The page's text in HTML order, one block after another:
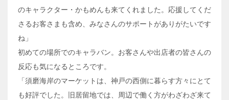
のキャラクター・かもめんも来てくれました。応援してくだ
さるお客さまも含め、みなさんのサポートがありがたいです
ね」
初めての場所でのキャラバン。お客さんや出店者の皆さんの
反応も気になるところです。
「須磨海岸のマーケットは、神戸の西側に暮らす方々にとて
も好評でした。旧居留地では、周辺で働く方がわざわざ来て